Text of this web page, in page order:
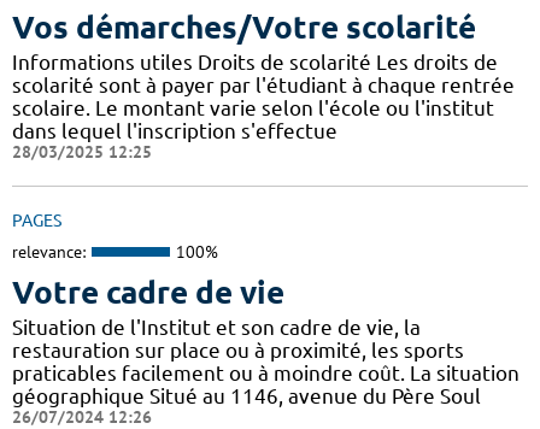
Vos démarches/Votre scolarité
Informations utiles Droits de scolarité Les droits de
scolarité sont à payer par l'étudiant à chaque rentrée
scolaire. Le montant varie selon l'école ou l'institut
dans lequel l'inscription s'effectue
28/03/2025 12:25
PAGES
relevance: 100%
Votre cadre de vie
Situation de l'Institut et son cadre de vie, la
restauration sur place ou à proximité, les sports
praticables facilement ou à moindre coût. La situation
géographique Situé au 1146, avenue du Père Soul
26/07/2024 12:26